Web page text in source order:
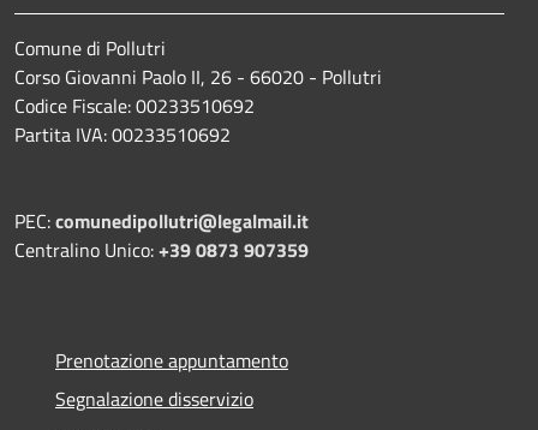
Comune di Pollutri
Corso Giovanni Paolo II, 26 - 66020 - Pollutri
Codice Fiscale: 00233510692
Partita IVA: 00233510692
PEC:comunedipollutri@legalmail.it
Centralino Unico:+39 0873 907359
Prenotazione appuntamento
Segnalazione disservizio